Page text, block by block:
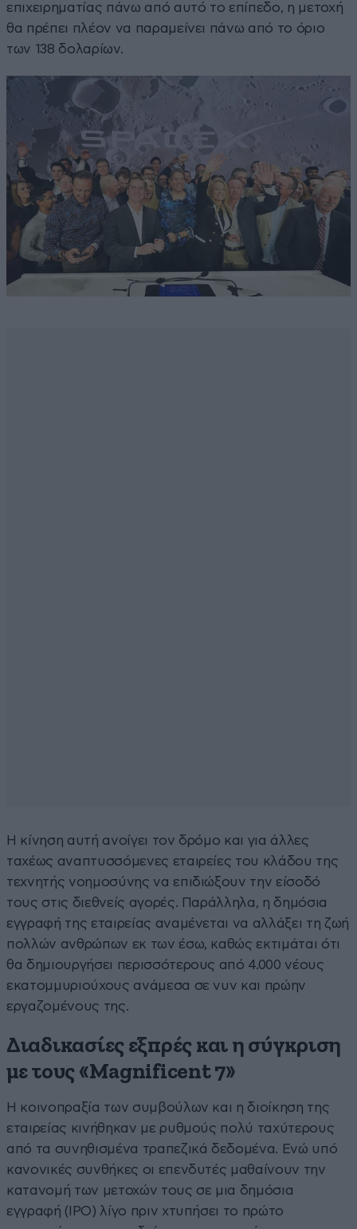
επιχειρηματίας πάνω από αυτό το επίπεδο, η μετοχή
θα πρέπει πλέον να παραμείνει πάνω από το όριο
των 138 δολαρίων.
Η κίνηση αυτή ανοίγει τον δρόμο και για άλλες
ταχέως αναπτυσσόμενες εταιρείες του κλάδου της
τεχνητής νοημοσύνης να επιδιώξουν την είσοδό
τους στις διεθνείς αγορές. Παράλληλα, η δημόσια
εγγραφή της εταιρείας αναμένεται να αλλάξει τη ζωή
πολλών ανθρώπων εκ των έσω, καθώς εκτιμάται ότι
θα δημιουργήσει περισσότερους από 4.000 νέους
εκατομμυριούχους ανάμεσα σε νυν και πρώην
εργαζομένους της.
Διαδικασίες εξπρές και η σύγκριση
με τους «Magnificent 7»
Η κοινοπραξία των συμβούλων και η διοίκηση της
εταιρείας κινήθηκαν με ρυθμούς πολύ ταχύτερους
από τα συνηθισμένα τραπεζικά δεδομένα. Ενώ υπό
κανονικές συνθήκες οι επενδυτές μαθαίνουν την
κατανομή των μετοχών τους σε μια δημόσια
εγγραφή (IPO) λίγο πριν χτυπήσει το πρώτο